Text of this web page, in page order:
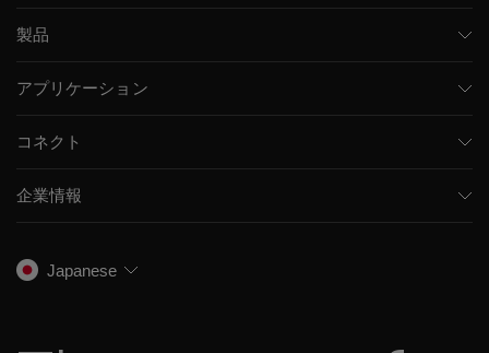
製品
キャピラリー電気泳動機器
統合ソリューション
HPLC製品
スペクトルライブラリ
アプリケーション
環境分析
法医学ソリューション
コネクト
トレーニング
キャリア
企業情報
SCIEXの歴史
プレスリリース
Japanese